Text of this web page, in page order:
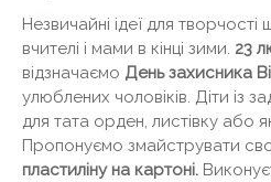
Незвичайні ідеї для творчості
вчителі і мами в кінці зими. 23
відзначаємо День захисника
улюблених чоловіків. Діти із
для тата орден, листівку або
Пропонуємо змайструвати
пластиліну на картоні.